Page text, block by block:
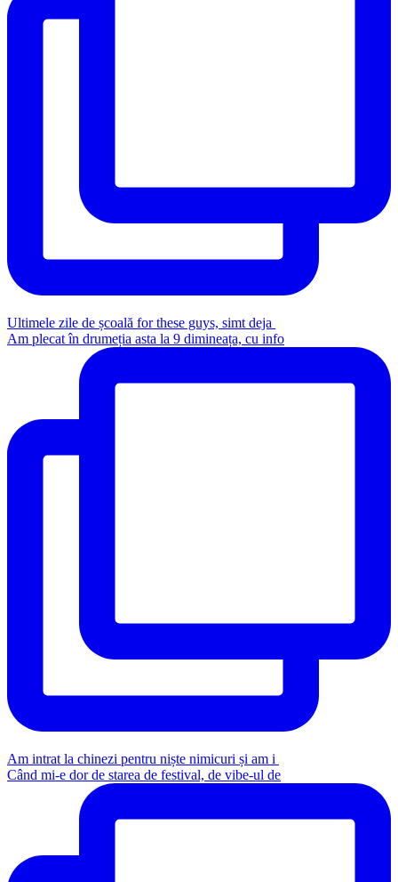
Ultimele zile de școală for these guys, simt deja
Am plecat în drumeția asta la 9 dimineața, cu info
Am intrat la chinezi pentru niște nimicuri și am i
Când mi-e dor de starea de festival, de vibe-ul de